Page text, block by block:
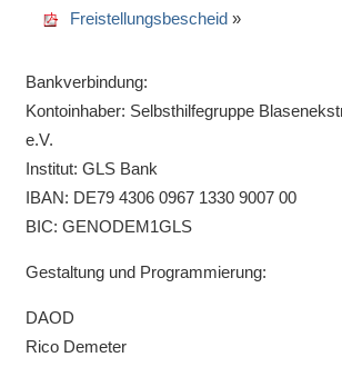
Freistellungsbescheid»
Bankverbindung:
Kontoinhaber: Selbsthilfegruppe
e.V.
Institut: GLS Bank
IBAN: DE79 4306 0967 1330 9007 00
BIC: GENODEM1GLS
Gestaltung und Programmierung:
DAOD
Rico Demeter